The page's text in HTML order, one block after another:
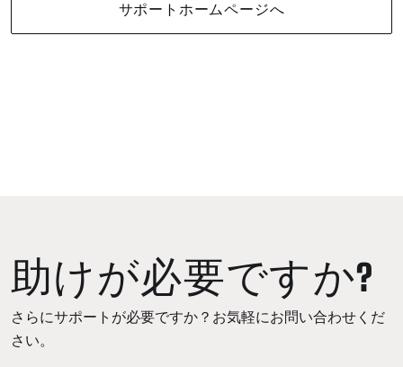
サポートホームページへ
助けが必要ですか?
さらにサポートが必要ですか？お気軽にお問い合わせくだ
さい。